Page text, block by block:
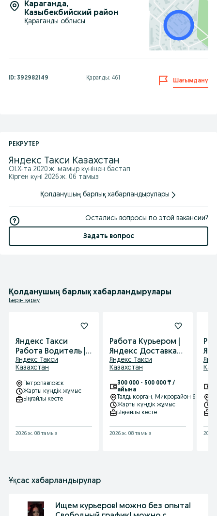
Караганда,
Казыбекбийский район
Қараганды облысы
ID: 392982149 Қаралды: 461 Шағымдану
РЕКРУТЕР
Яндекс Такси Казахстан
OLX-та 2020 ж. мамыр күнінен бастап
Кірген күні 2026 ж. 06 тамыз
Қолданушың барлық хабарландырулары
Остались вопросы по этой вакансии?
Задать вопрос
Қолданушың барлық хабарландырулары
Бәрін қарау
Яндекс Такси
Работа Водитель |
Подключение к
Таксопарку
Яндекс Такси
Казахстан
Петропавловск
Жарты күндік жұмыс
Ыңғайлы кесте
2026 ж. 08 тамыз
Работа Курьером |
Яндекс Доставка
Подключение
Яндекс Такси
Казахстан
300 000 - 500 000 ₸ /
айына
Талдыкорган, Микрорайон 6
Жарты күндік жұмыс
Ыңғайлы кесте
2026 ж. 08 тамыз 2026
Ұқсас хабарландырулар
Ищем курьеров! можно без опыта!